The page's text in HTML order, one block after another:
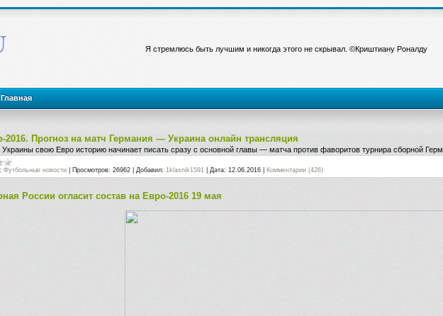
Я стремлюсь быть лучшим и никогда этого не скрывал. ©Криштиану Роналду
Главная
2016. Прогноз на матч Германия — Украина онлайн трансляция
свою Евро историю начинает писать сразу с основной главы — матча против фаворитов турнира сборной
Футбольные новости Просмотров: 26962 Добавил: 1klasnik1591 Дата: 12.06.2016 Комментарии (426)
России огласит состав на Евро-2016 19 мая